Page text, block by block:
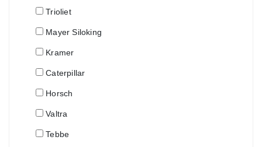
Trioliet
Mayer Siloking
Kramer
Caterpillar
Horsch
Valtra
Tebbe